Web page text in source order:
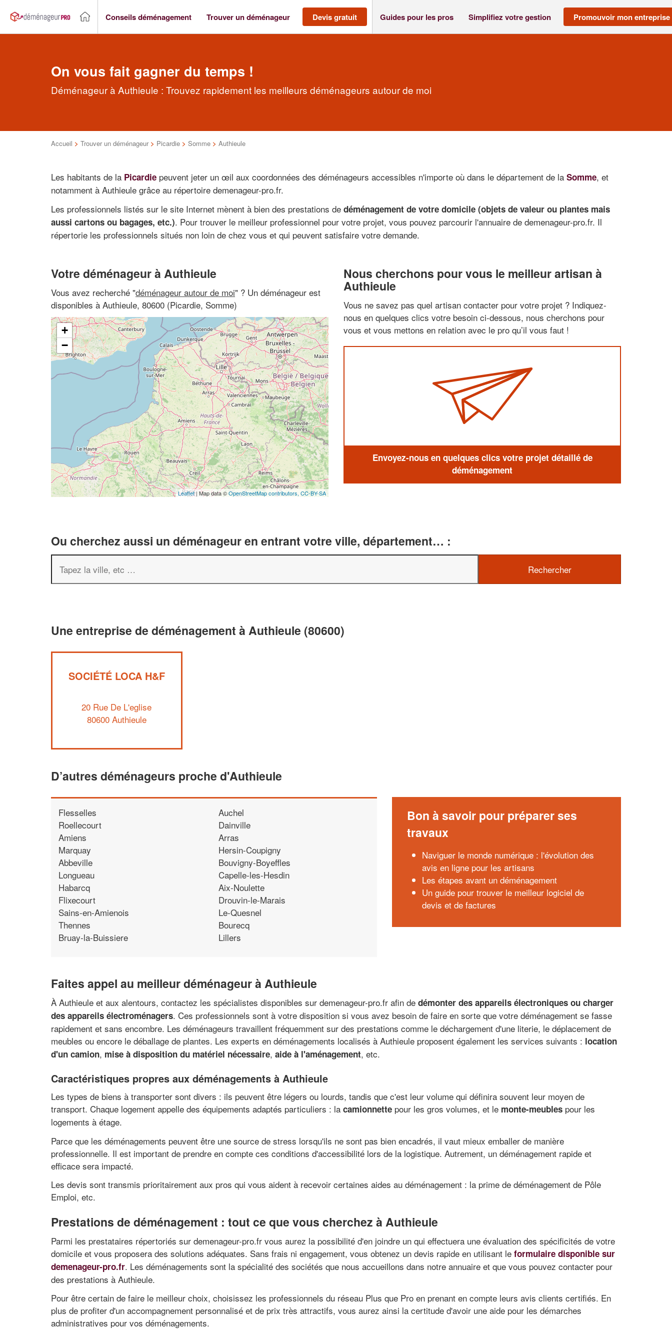
Conseils déménagement Trouver un déménageur Devis gratuit Guides pour les pros Simplifiez votre gestion Promouvoir mon entreprise
On vous fait gagner du temps !
Déménageur à Authieule : Trouvez rapidement les meilleurs déménageurs autour de moi
Accueil > Trouver un déménageur > Picardie > Somme > Authieule
Les habitants de la Picardie peuvent jeter un œil aux coordonnées des déménageurs accessibles n'importe où dans le département de la Somme, et
notamment à Authieule grâce au répertoire demenageur-pro.fr.
Les professionnels listés sur le site Internet mènent à bien des prestations de déménagement de votre domicile (objets de valeur ou plantes mais
aussi cartons ou bagages, etc.). Pour trouver le meilleur professionnel pour votre projet, vous pouvez parcourir l'annuaire de demenageur-pro.fr. Il
répertorie les professionnels situés non loin de chez vous et qui peuvent satisfaire votre demande.
Votre déménageur à Authieule
Vous avez recherché "déménageur autour de moi" ? Un déménageur est
disponibles à Authieule, 80600 (Picardie, Somme)
+
−
Leaflet| Map data ©OpenStreetMap contributors, CC-BY-SA
Nous cherchons pour vous le meilleur artisan à
Authieule
Vous ne savez pas quel artisan contacter pour votre projet ? Indiquez-
nous en quelques clics votre besoin ci-dessous, nous cherchons pour
vous et vous mettons en relation avec le pro qu’il vous faut !
Envoyez-nous en quelques clics votre projet détaillé de
déménagement
Ou cherchez aussi un déménageur en entrant votre ville, département… :
Une entreprise de déménagement à Authieule (80600)
SOCIÉTÉ LOCA H&F
20 Rue De L'eglise
80600 Authieule
D’autres déménageurs proche d'Authieule
Flesselles
Roellecourt
Amiens
Marquay
Abbeville
Longueau
Habarcq
Flixecourt
Sains-en-Amienois
Thennes
Bruay-la-Buissiere
Auchel
Dainville
Arras
Hersin-Coupigny
Bouvigny-Boyeffles
Capelle-les-Hesdin
Aix-Noulette
Drouvin-le-Marais
Le-Quesnel
Bourecq
Lillers
Bon à savoir pour préparer ses
travaux
Naviguer le monde numérique : l'évolution des
avis en ligne pour les artisans
Les étapes avant un déménagement
Un guide pour trouver le meilleur logiciel de
devis et de factures
Faites appel au meilleur déménageur à Authieule
À Authieule et aux alentours, contactez les spécialistes disponibles sur demenageur-pro.fr afin de démonter des appareils électroniques ou charger
des appareils électroménagers. Ces professionnels sont à votre disposition si vous avez besoin de faire en sorte que votre déménagement se fasse
rapidement et sans encombre. Les déménageurs travaillent fréquemment sur des prestations comme le déchargement d'une literie, le déplacement de
meubles ou encore le déballage de plantes. Les experts en déménagements localisés à Authieule proposent également les services suivants : location
d'un camion, mise à disposition du matériel nécessaire, aide à l'aménagement, etc.
Caractéristiques propres aux déménagements à Authieule
Les types de biens à transporter sont divers : ils peuvent être légers ou lourds, tandis que c'est leur volume qui définira souvent leur moyen de
transport. Chaque logement appelle des équipements adaptés particuliers : la camionnette pour les gros volumes, et le monte-meubles pour les
logements à étage.
Parce que les déménagements peuvent être une source de stress lorsqu'ils ne sont pas bien encadrés, il vaut mieux emballer de manière
professionnelle. Il est important de prendre en compte ces conditions d'accessibilité lors de la logistique. Autrement, un déménagement rapide et
efficace sera impacté.
Les devis sont transmis prioritairement aux pros qui vous aident à recevoir certaines aides au déménagement : la prime de déménagement de Pôle
Emploi, etc.
Prestations de déménagement : tout ce que vous cherchez à Authieule
Parmi les prestataires répertoriés sur demenageur-pro.fr vous aurez la possibilité d'en joindre un qui effectuera une évaluation des spécificités de votre
domicile et vous proposera des solutions adéquates. Sans frais ni engagement, vous obtenez un devis rapide en utilisant le formulaire disponible sur
demenageur-pro.fr. Les déménagements sont la spécialité des sociétés que nous accueillons dans notre annuaire et que vous pouvez contacter pour
des prestations à Authieule.
Pour être certain de faire le meilleur choix, choisissez les professionnels du réseau Plus que Pro en prenant en compte leurs avis clients certifiés. En
plus de profiter d'un accompagnement personnalisé et de prix très attractifs, vous aurez ainsi la certitude d'avoir une aide pour les démarches
administratives pour vos déménagements.